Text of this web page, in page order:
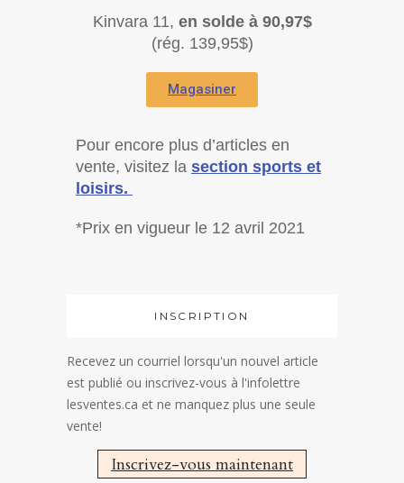
Kinvara 11, en solde à 90,97$
(rég. 139,95$)
Magasiner
Pour encore plus d’articles en
vente, visitez la section sports et
loisirs.
*Prix en vigueur le 12 avril 2021
INSCRIPTION
Recevez un courriel lorsqu'un nouvel article
est publié ou inscrivez-vous à l'infolettre
lesventes.ca et ne manquez plus une seule
vente!
Inscrivez-vous maintenant